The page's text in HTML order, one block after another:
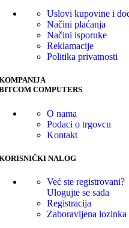
Uslovi kupovine i
Načini plaćanja
Načini isporuke
Reklamacije
Politika privatnosti
COMPUTERS
O nama
Podaci o trgovcu
Kontakt
NALOG
Već ste registrovani?
Ulogujte se sada
Registracija
Zaboravljena lozinka